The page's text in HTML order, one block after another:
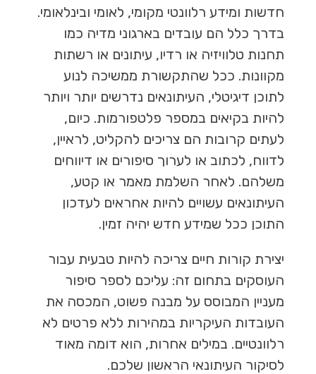
חדשות ומידע רלוונטי מקומי, לאומי ובינלאומי.
בדרך כלל הם עובדים בארגוני מדיה כמו
תחנות טלוויזיה או רדיו, עיתונים או רשתות
מקוונות. ככל שהתקשורת ממשיכה לנוע
לתוכן דיגיטלי, העיתונאים נדרשים יותר ויותר
להיות בקיאים במספר פלטפורמות. כיום,
לעתים קרובות הם צריכים להקליט, לראיין,
לדווח, לכתוב או לערוך סיפורים או דיווחים
משלהם. לאחר השלמת מאמר או קטע,
העיתונאים עשויים להיות אחראים לעדכון
התוכן ככל שמידע חדש יהיה זמין.
יצירת קורות חיים צריכה להיות טבעית עבור
העוסקים בתחום זה: עליכם לספר סיפור
מעניין המבוסס על מבנה פשוט, המכסה את
העובדות העיקריות במהירות ללא פרטים לא
רלוונטיים. במילים אחרות, הוא דומה מאוד
לסיקור העיתונאי הראשון שלכם.